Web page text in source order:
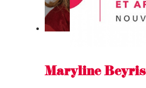
apprentissage
Maryline Beyris